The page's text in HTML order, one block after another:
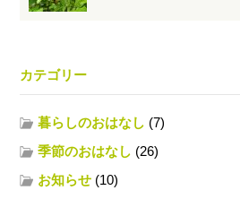
カテゴリー
暮らしのおはなし (7)
季節のおはなし (26)
お知らせ (10)